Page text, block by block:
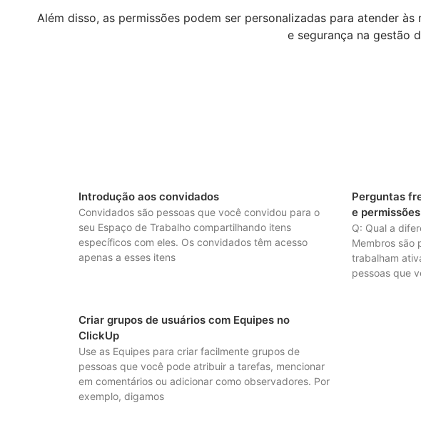
Além disso, as permissões podem ser personalizadas para atender
e segurança na gestão
Introdução aos convidados
Convidados são pessoas que você convidou para o
seu Espaço de Trabalho compartilhando itens
específicos com eles. Os convidados têm acesso
apenas a esses itens
Perguntas
e
Q: Qual a
Membros são
trabalham
pessoas que
Criar grupos de usuários com Equipes no
ClickUp
Use as Equipes para criar facilmente grupos de
pessoas que você pode atribuir a tarefas, mencionar
em comentários ou adicionar como observadores. Por
exemplo, digamos